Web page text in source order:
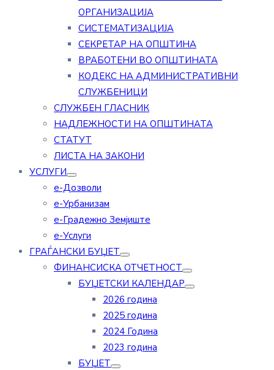
ОРГАНИЗАЦИЈА
СИСТЕМАТИЗАЦИЈА
СЕКРЕТАР НА ОПШТИНА
ВРАБОТЕНИ ВО ОПШТИНАТА
КОДЕКС НА АДМИНИСТРАТИВНИ
СЛУЖБЕНИЦИ
СЛУЖБЕН ГЛАСНИК
НАДЛЕЖНОСТИ НА ОПШТИНАТА
СТАТУТ
ЛИСТА НА ЗАКОНИ
УСЛУГИ
е-Дозволи
е-Урбанизам
е-Градежно Земјиште
е-Услуги
ГРАЃАНСКИ БУЏЕТ
ФИНАНСИСКА ОТЧЕТНОСТ
БУЏЕТСКИ КАЛЕНДАР
2026 година
2025 година
2024 Година
2023 година
БУЏЕТ